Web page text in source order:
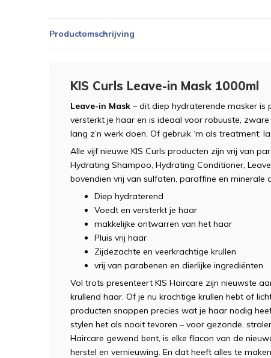
Productomschrijving
KIS Curls Leave-in Mask 1000ml
Leave-in Mask – dit diep hydraterende masker is
versterkt je haar en is ideaal voor robuuste,
lang z’n werk doen. Of gebruik ‘m als treatment:
Alle vijf nieuwe KIS Curls producten zijn vrij van
Hydrating Shampoo, Hydrating Conditioner,
bovendien vrij van sulfaten, paraffine en minerale
Diep hydraterend
Voedt en versterkt je haar
makkelijke ontwarren van het haar
Pluis vrij haar
Zijdezachte en veerkrachtige krullen
vrij van parabenen en dierlijke ingrediënten
Vol trots presenteert KIS Haircare zijn nieuwste
krullend haar. Of je nu krachtige krullen hebt of
producten snappen precies wat je haar nodig
stylen het als nooit tevoren – voor gezonde,
Haircare gewend bent, is elke flacon van de
herstel en vernieuwing. En dat heeft alles te